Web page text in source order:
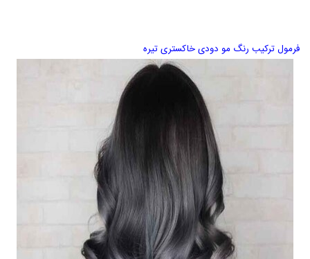
فرمول ترکیب رنگ مو دودی خاکستری تیره